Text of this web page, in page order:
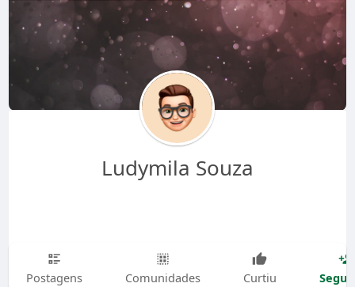
Ludymila Souza
Postagens Comunidades Curtiu